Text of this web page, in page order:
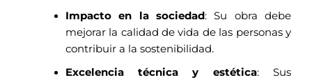
Impacto en la sociedad: Su obra debe
mejorar la calidad de vida de las personas y
contribuir a la sostenibilidad.
Excelencia técnica y estética: Sus